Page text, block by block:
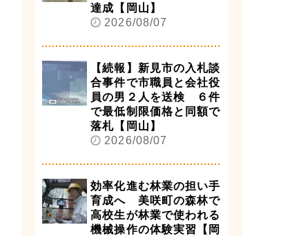
達成【岡山】
2026/08/07
【続報】新見市の入札談
合事件で市職員と会社役
員の男２人を送検 ６件
で最低制限価格と同額で
落札【岡山】
2026/08/07
効率化進む林業の担い手
育成へ 美咲町の森林で
高校生が林業で使われる
機械操作の体験実習【岡